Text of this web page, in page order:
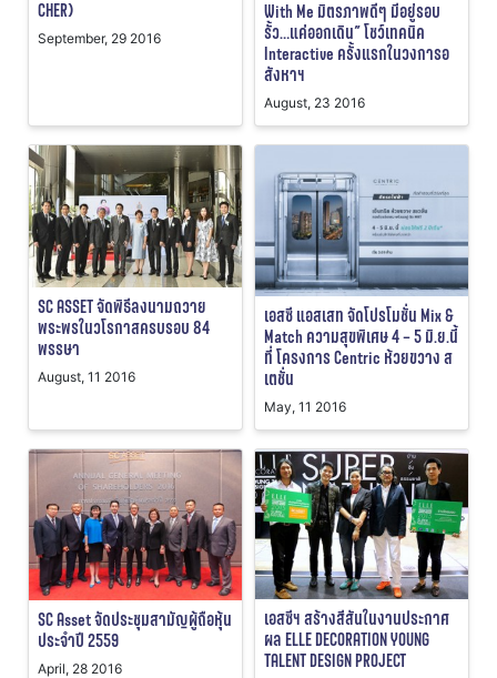
CHER)
September, 29 2016
With Me มิตรภาพดีๆ มีอยู่รอบ
รั้ว…แค่ออกเดิน” โชว์เทคนิค
Interactive ครั้งแรกในวงการอ
สังหาฯ
August, 23 2016
SC ASSET จัดพิธีลงนามถวาย
พระพรในวโรกาสครบรอบ 84
พรรษา
August, 11 2016
เอสซี แอสเสท จัดโปรโมชั่น Mix &
Match ความสุขพิเศษ 4 – 5 มิ.ย.นี้
ที่ โครงการ Centric ห้วยขวาง ส
เตชั่น
May, 11 2016
SC Asset จัดประชุมสามัญผู้ถือหุ้น
ประจำปี 2559
April, 28 2016
เอสซีฯ สร้างสีสันในงานประกาศ
ผล ELLE DECORATION YOUNG
TALENT DESIGN PROJECT